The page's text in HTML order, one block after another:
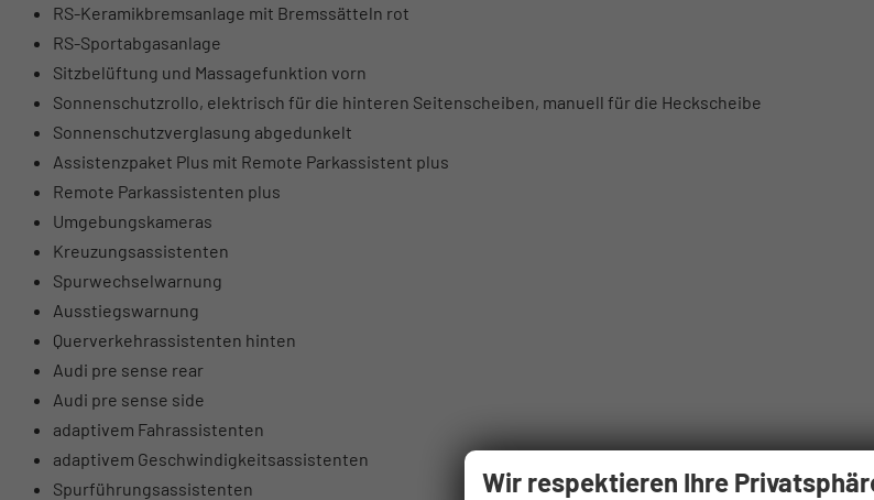
RS-Keramikbremsanlage mit Bremssätteln rot
RS-Sportabgasanlage
Sitzbelüftung und Massagefunktion vorn
Sonnenschutzrollo, elektrisch für die hinteren Seitenscheiben, manuell für die Heckscheibe
Sonnenschutzverglasung abgedunkelt
Assistenzpaket Plus mit Remote Parkassistent plus
Remote Parkassistenten plus
Umgebungskameras
Kreuzungsassistenten
Spurwechselwarnung
Ausstiegswarnung
Querverkehrassistenten hinten
Audi pre sense rear
Audi pre sense side
adaptivem Fahrassistenten
adaptivem Geschwindigkeitsassistenten
Spurführungsassistenten
Wir respektieren Ihre